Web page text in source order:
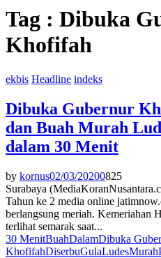
Tag : Dibuka
Khofifah
ekbis Headline indeks
Dibuka Gubernur
dan Buah Murah
dalam 30 Menit
by kornus02/03/20200825
Surabaya
Tahun ke 2 media online
berlangsung meriah. Kemeriahan
terlihat semarak saat...
30 MenitBuahDalamDibuka
KhofifahDiserbuGulaLudesMurah